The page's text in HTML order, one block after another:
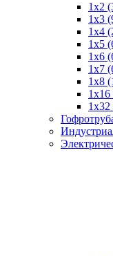
1x2
1x3
1x4
1x5
1x6
1x7
1x8
1x16
1x32